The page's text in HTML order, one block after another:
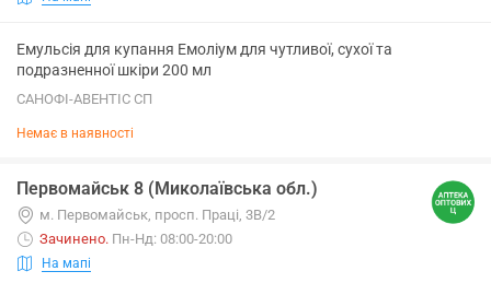
Емульсія для купання Емоліум для чутливої, сухої та
подразненної шкіри 200 мл
САНОФІ-АВЕНТІС СП
Немає в наявності
Первомайськ 8 (Миколаївська обл.)
м. Первомайськ, просп. Праці, 3В/2
Зачинено. Пн-Нд: 08:00-20:00
На мапі